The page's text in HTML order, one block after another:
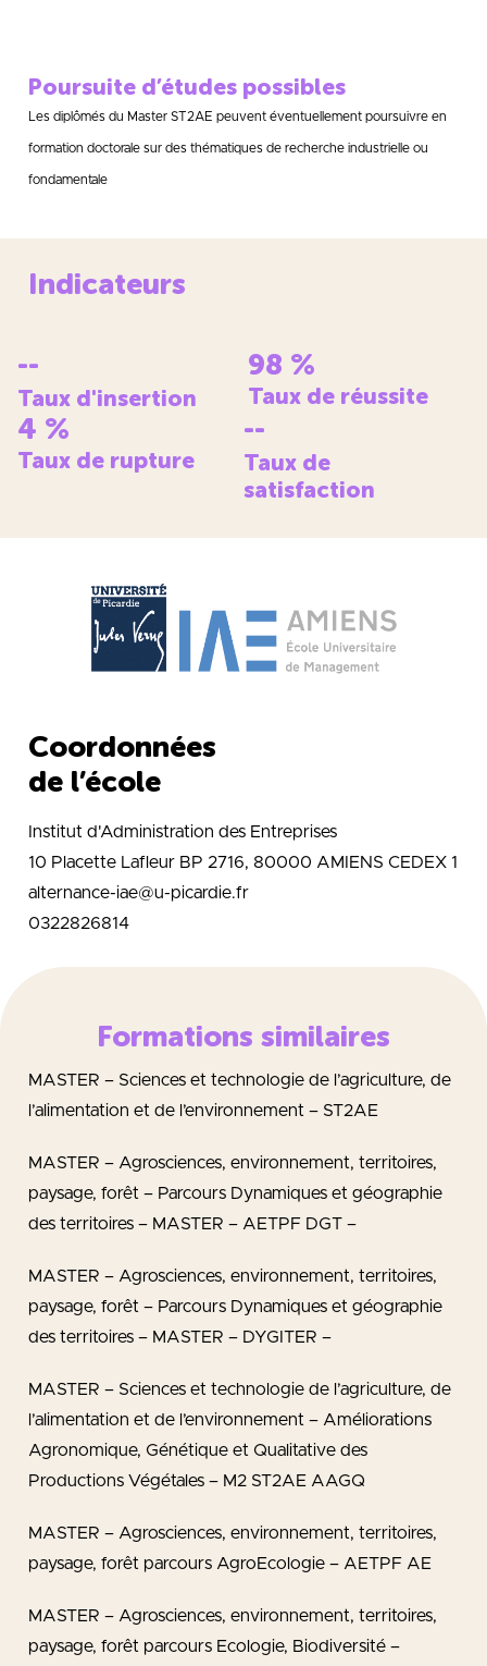
Poursuite d’études possibles
Les diplômés du Master ST2AE peuvent éventuellement poursuivre en
formation doctorale sur des thématiques de recherche industrielle ou
fondamentale
Indicateurs
--
Taux d'insertion
98 %
Taux de réussite
4 %
Taux de rupture
--
Taux de
satisfaction
Coordonnées
de l’école
Institut d'Administration des Entreprises
10 Placette Lafleur BP 2716, 80000 AMIENS CEDEX 1
alternance-iae@u-picardie.fr
0322826814
Formations similaires
MASTER – Sciences et technologie de l’agriculture, de
l’alimentation et de l’environnement – ST2AE
MASTER – Agrosciences, environnement, territoires,
paysage, forêt – Parcours Dynamiques et géographie
des territoires – MASTER – AETPF DGT –
MASTER – Agrosciences, environnement, territoires,
paysage, forêt – Parcours Dynamiques et géographie
des territoires – MASTER – DYGITER –
MASTER – Sciences et technologie de l’agriculture, de
l’alimentation et de l’environnement – Améliorations
Agronomique, Génétique et Qualitative des
Productions Végétales – M2 ST2AE AAGQ
MASTER – Agrosciences, environnement, territoires,
paysage, forêt parcours AgroEcologie – AETPF AE
MASTER – Agrosciences, environnement, territoires,
paysage, forêt parcours Ecologie, Biodiversité –